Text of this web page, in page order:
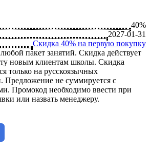
40%
2027-01-31
Скидка 40% на первую покупку
пакет занятий. Скидка действует
новым клиентам школы. Скидка
только на русскоязычных
Предложение не суммируется с
Промокод необходимо ввести при
или назвать менеджеру.